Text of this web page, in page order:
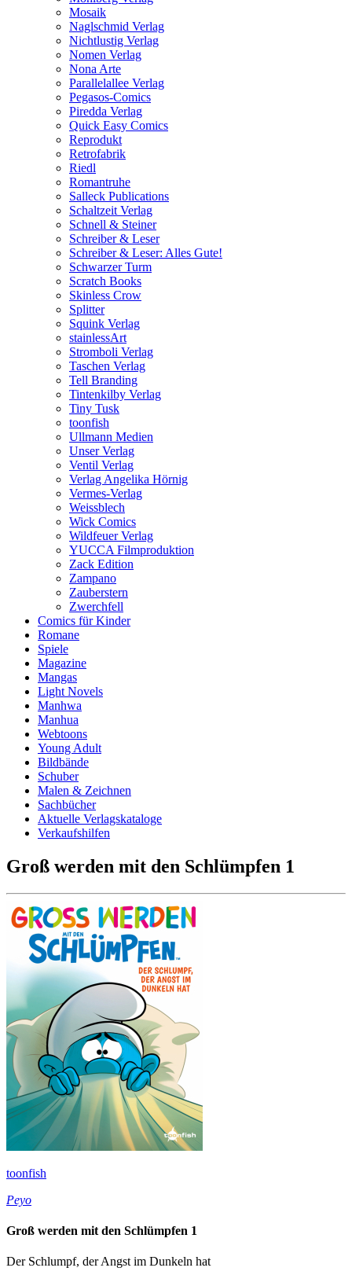
Mosaik
Naglschmid Verlag
Nichtlustig Verlag
Nomen Verlag
Nona Arte
Parallelallee Verlag
Pegasos-Comics
Piredda Verlag
Quick Easy Comics
Reprodukt
Retrofabrik
Riedl
Romantruhe
Salleck Publications
Schaltzeit Verlag
Schnell & Steiner
Schreiber & Leser
Schreiber & Leser: Alles Gute!
Schwarzer Turm
Scratch Books
Skinless Crow
Splitter
Squink Verlag
stainlessArt
Stromboli Verlag
Taschen Verlag
Tell Branding
Tintenkilby Verlag
Tiny Tusk
toonfish
Ullmann Medien
Unser Verlag
Ventil Verlag
Verlag Angelika Hörnig
Vermes-Verlag
Weissblech
Wick Comics
Wildfeuer Verlag
YUCCA Filmproduktion
Zack Edition
Zampano
Zauberstern
Zwerchfell
Comics für Kinder
Romane
Spiele
Magazine
Mangas
Light Novels
Manhwa
Manhua
Webtoons
Young Adult
Bildbände
Schuber
Malen & Zeichnen
Sachbücher
Aktuelle Verlagskataloge
Verkaufshilfen
Groß werden mit den Schlümpfen 1
toonfish
Peyo
Groß werden mit den Schlümpfen 1
Der Schlumpf, der Angst im Dunkeln hat